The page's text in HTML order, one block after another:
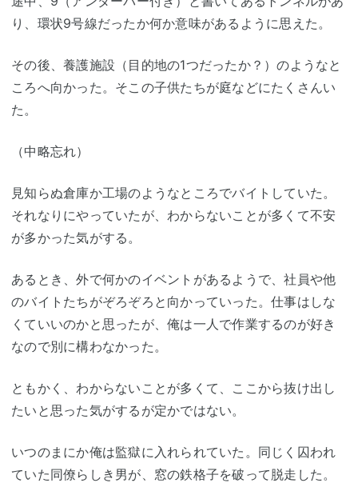
り、環状9号線だったか何か意味があるように思えた。
その後、養護施設（目的地の1つだったか？）のようなと
ころへ向かった。そこの子供たちが庭などにたくさんい
た。
（中略忘れ）
見知らぬ倉庫か工場のようなところでバイトしていた。
それなりにやっていたが、わからないことが多くて不安
が多かった気がする。
あるとき、外で何かのイベントがあるようで、社員や他
のバイトたちがぞろぞろと向かっていった。仕事はしな
くていいのかと思ったが、俺は一人で作業するのが好き
なので別に構わなかった。
ともかく、わからないことが多くて、ここから抜け出し
たいと思った気がするが定かではない。
いつのまにか俺は監獄に入れられていた。同じく囚われ
ていた同僚らしき男が、窓の鉄格子を破って脱走した。